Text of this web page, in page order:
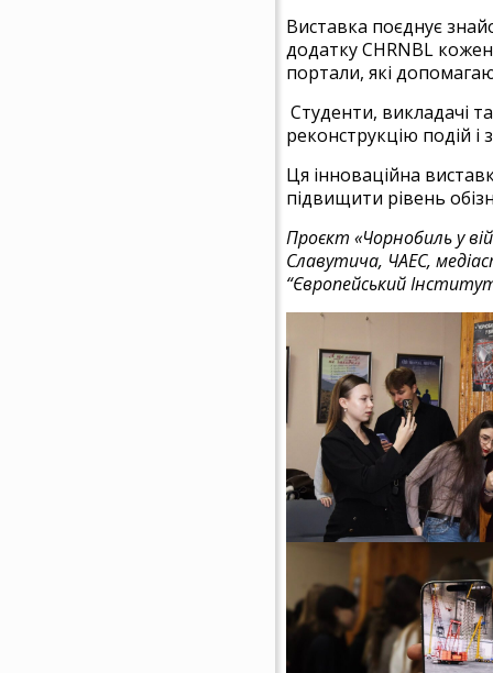
Виставка поєднує
додатку CHRNBL
портали, які
Студенти, викладачі
реконструкцію подій
Ця інноваційна
підвищити рівень
Проєкт «Чорнобиль у
Славутича, ЧАЕС,
“Європейський